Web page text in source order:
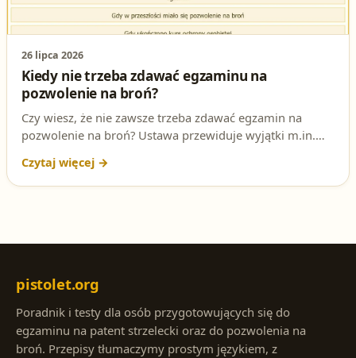
26 lipca 2026
Kiedy nie trzeba zdawać egzaminu na
pozwolenie na broń?
Czy wiesz, że nie zawsze trzeba zdawać egzamin na
pozwolenie na broń? Ustawa przewiduje wyjątki m.in.
kto dokładnie jest zwolniony z egzaminu i na jakich
warunkach – to częste pytanie na egzaminie na patent
pistolet.org
Poradnik i testy dla osób przygotowujących się do
egzaminu na patent strzelecki oraz do pozwolenia na
broń. Przepisy tłumaczymy prostym językiem, z